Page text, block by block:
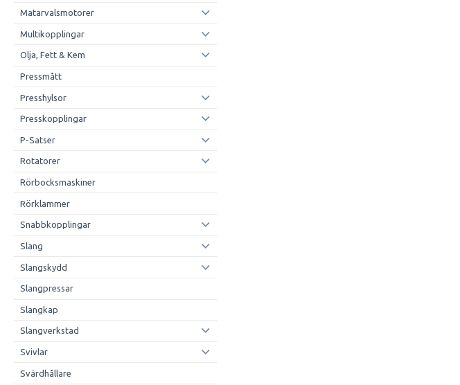
Matarvalsmotorer
Multikopplingar
Olja, Fett & Kem
Pressmått
Presshylsor
Presskopplingar
P-Satser
Rotatorer
Rörbocksmaskiner
Rörklammer
Snabbkopplingar
Slang
Slangskydd
Slangpressar
Slangkap
Slangverkstad
Svivlar
Svärdhållare